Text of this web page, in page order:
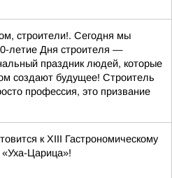
строители!. Сегодня мы
летие Дня строителя —
праздник людей, которые
создают будущее! Строитель
профессия, это призвание
к XIII Гастрономическому
Царица»!